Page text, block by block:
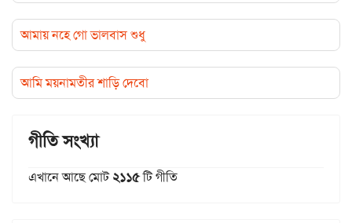
আমায় নহে গো ভালবাস শুধু
আমি ময়নামতীর শাড়ি দেবো
গীতি সংখ্যা
এখানে আছে মোট২১১৫টি গীতি